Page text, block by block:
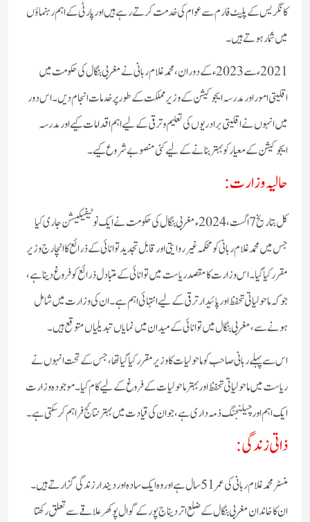
کانگریس کے پلیٹ فارم سے عوام کی خدمت کرتے رہے ہیں اور پارٹی کے اہم رہنماؤں
میں شمار ہوتے ہیں۔
2021ء سے 2023ء کے دوران، محمد غلام ربانی نے مغربی بنگال کی حکومت میں
اقلیتی امور اور مدرسہ ایجوکیشن کے وزیر مملکت کے طور پر خدمات انجام دیں۔ اس دور
میں انہوں نے اقلیتی برادریوں کی تعلیم و ترقی کے لیے اہم اقدامات کیے اور مدرسہ
ایجوکیشن کے معیار کو بہتر بنانے کے لیے کئی منصوبے شروع کیے۔
حالیہ وزارت:
کل بتاریخ 7 اگست، 2024ء مغربی بنگال کی حکومت نے ایک نوٹیفیکیشن جاری کیا
جس میں محمد غلام ربانی کو محکمہ غیر روایتی اور قابل تجدید توانائی کے ذرائع کا انچارج وزیر
مقرر کیا گیا۔ اس وزارت کا مقصد ریاست میں توانائی کے متبادل ذرائع کو فروغ دینا ہے،
جو کہ ماحولیاتی تحفظ اور پائیدار ترقی کے لیے انتہائی اہم ہے۔ ان کی وزارت میں شامل
ہونے سے، مغربی بنگال میں توانائی کے میدان میں نمایاں تبدیلیاں متوقع ہیں۔
اس سے پہلے ربانی صاحب کو ماحولیات کا وزیر مقرر کیا گیا تھا، جس کے تحت انہوں نے
ریاست میں ماحولیاتی تحفظ اور بہتر ماحولیات کے فروغ کے لیے کام کیا۔ موجودہ وزارت
ایک اہم اور چیلنجنگ ذمہ داری ہے، جو ان کی قیادت میں بہتر نتائج فراہم کر سکتی ہے۔
ذاتی زندگی:
منسٹر محمد غلام ربانی کی عمر 51 سال ہے اور وہ ایک سادہ اور دیندار زندگی گزارتے ہیں۔
ان کا خاندان مغربی بنگال کے ضلع اتر دیناج پور کے گوال پوکھر علاقے سے تعلق رکھتا